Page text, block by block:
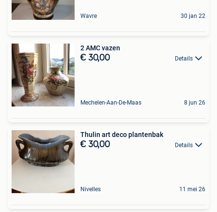
Wavre 30 jan 22
2 AMC vazen
€ 30,00 Details
Mechelen-Aan-De-Maas 8 jun 26
Thulin art deco plantenbak
€ 30,00 Details
Nivelles 11 mei 26